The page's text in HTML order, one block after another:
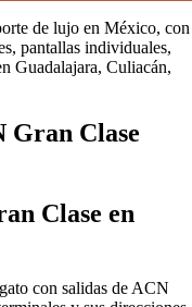
de lujo en México, con
pantallas individuales,
Guadalajara, Culiacán,
Gran Clase
Clase en
con salidas de ACN